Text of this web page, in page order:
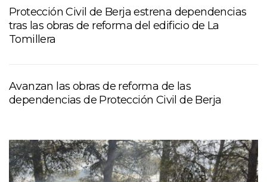
Protección Civil de Berja estrena dependencias
tras las obras de reforma del edificio de La
Tomillera
Avanzan las obras de reforma de las
dependencias de Protección Civil de Berja